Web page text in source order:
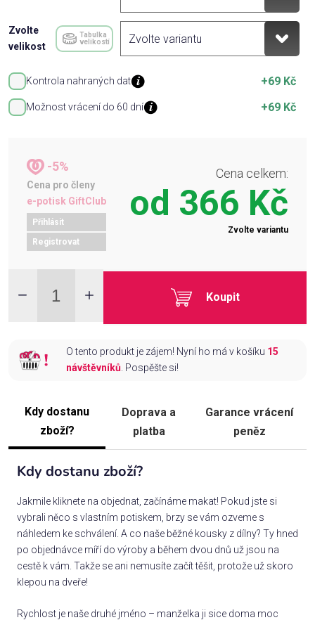
Zvolte
velikost
Tabulka
velikostí
Kontrola nahraných dat +69 Kč
Možnost vrácení do 60 dní +69 Kč
-5%
Cena pro členy
e-potisk GiftClub
Přihlásit
Registrovat
Cena celkem:
od 366 Kč
Zvolte variantu
Koupit
O tento produkt je zájem! Nyní ho má v košíku 15
návštěvníků. Pospěšte si!
Kdy dostanu
zboží?
Doprava a
platba
Garance vrácení
peněz
Kdy dostanu zboží?
Jakmile kliknete na objednat, začínáme makat! Pokud jste si
vybrali něco s vlastním potiskem, brzy se vám ozveme s
náhledem ke schválení. A co naše běžné kousky z dílny? Ty hned
po objednávce míří do výroby a během dvou dnů už jsou na
cestě k vám. Takže se ani nemusíte začít těšit, protože už skoro
klepou na dveře!
Rychlost je naše druhé jméno – manželka ji sice doma moc